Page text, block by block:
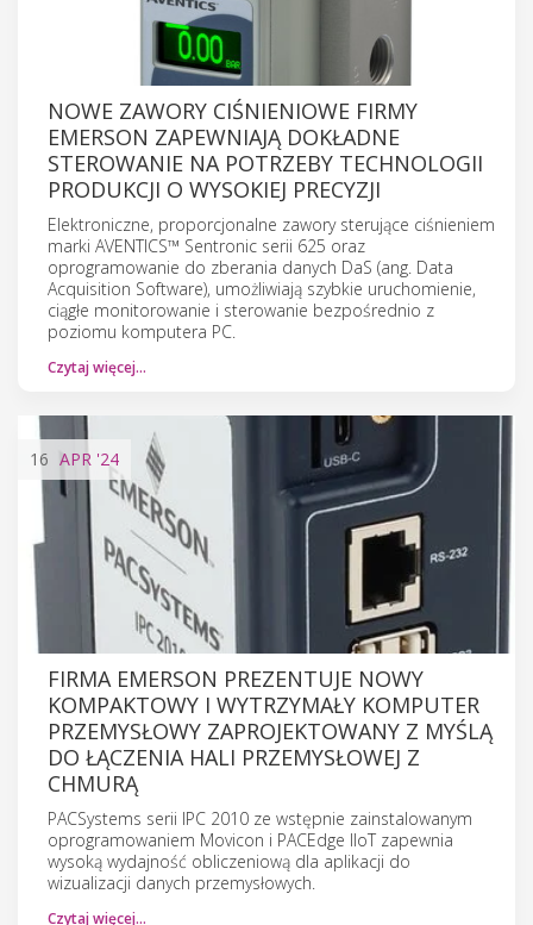
NOWE ZAWORY CIŚNIENIOWE FIRMY
EMERSON ZAPEWNIAJĄ DOKŁADNE
STEROWANIE NA POTRZEBY TECHNOLOGII
PRODUKCJI O WYSOKIEJ PRECYZJI
Elektroniczne, proporcjonalne zawory sterujące ciśnieniem
marki AVENTICS™ Sentronic serii 625 oraz
oprogramowanie do zberania danych DaS (ang. Data
Acquisition Software), umożliwiają szybkie uruchomienie,
ciągłe monitorowanie i sterowanie bezpośrednio z
poziomu komputera PC.
Czytaj więcej…
16 APR '24
FIRMA EMERSON PREZENTUJE NOWY
KOMPAKTOWY I WYTRZYMAŁY KOMPUTER
PRZEMYSŁOWY ZAPROJEKTOWANY Z MYŚLĄ
DO ŁĄCZENIA HALI PRZEMYSŁOWEJ Z
CHMURĄ
PACSystems serii IPC 2010 ze wstępnie zainstalowanym
oprogramowaniem Movicon i PACEdge IIoT zapewnia
wysoką wydajność obliczeniową dla aplikacji do
wizualizacji danych przemysłowych.
Czytaj więcej…